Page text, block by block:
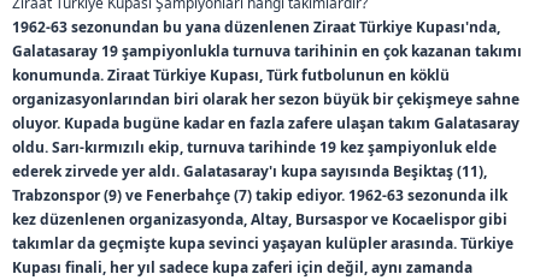
BB Erzurumspor 5 11 9
İkas Eyüpspor 6 11
Fethiyespor 9 11 8
Misirli.com.tr Karagümrük 5 10 8
Orduspor 1967 4 10 6
1962-63 sezonundan bu yana düzenlenen Ziraat Türkiye Kupası'nda,
Galatasaray 19 şampiyonlukla turnuva tarihinin en çok kazanan takımı
konumunda. Ziraat Türkiye Kupası, Türk futbolunun en köklü
organizasyonlarından biri olarak her sezon büyük bir çekişmeye sahne
oluyor. Kupada bugüne kadar en fazla zafere ulaşan takım Galatasaray
oldu. Sarı-kırmızılı ekip, turnuva tarihinde 19 kez şampiyonluk elde
ederek zirvede yer aldı. Galatasaray'ı kupa sayısında Beşiktaş (11),
Trabzonspor (9) ve Fenerbahçe (7) takip ediyor. 1962-63 sezonunda ilk
kez düzenlenen organizasyonda, Altay, Bursaspor ve Kocaelispor gibi
takımlar da geçmişte kupa sevinci yaşayan kulüpler arasında. Türkiye
Kupası finali, her yıl sadece kupa zaferi için değil, aynı zamanda